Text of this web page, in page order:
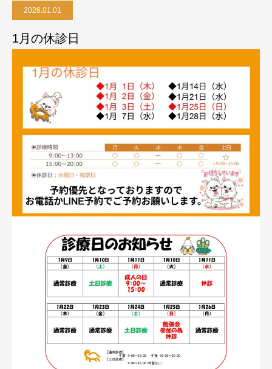
2026.01.01
1月の休診日